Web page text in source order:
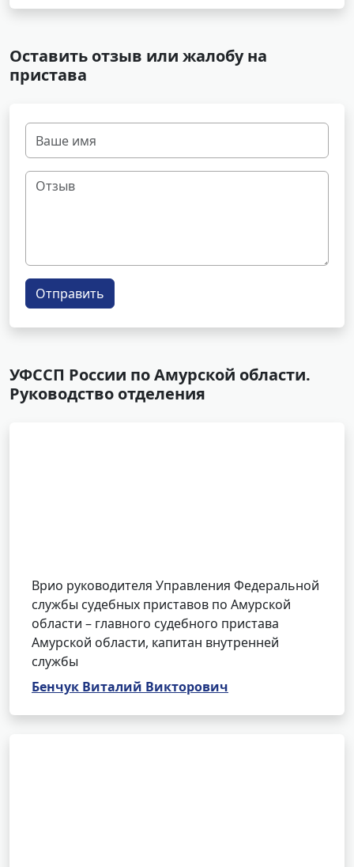
Оставить отзыв или жалобу на
пристава
Отправить
УФССП России по Амурской области.
Руководство отделения
Врио руководителя Управления Федеральной
службы судебных приставов по Амурской
области – главного судебного пристава
Амурской области, капитан внутренней
службы
Бенчук Виталий Викторович